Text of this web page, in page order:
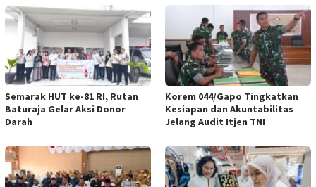
Semarak HUT ke-81 RI, Rutan
Baturaja Gelar Aksi Donor
Darah
Korem 044/Gapo Tingkatkan
Kesiapan dan Akuntabilitas
Jelang Audit Itjen TNI